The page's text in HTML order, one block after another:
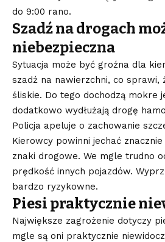
do 9:00 rano.
Szadź na drogach
niebezpieczna
Sytuacja może być groźna dla
szadź na nawierzchni, co sprawi,
śliskie. Do tego dochodzą mokre
dodatkowo wydłużają drogę
Policja apeluje o zachowanie
Kierowcy powinni jechać
znaki drogowe. We mgle trudno
prędkość innych pojazdów.
bardzo ryzykowne.
Piesi praktycznie
Największe zagrożenie dotyczy
mgle są oni praktycznie